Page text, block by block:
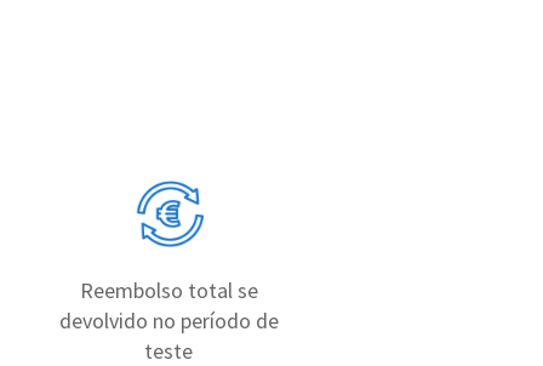
Reembolso total se
devolvido no período de
teste